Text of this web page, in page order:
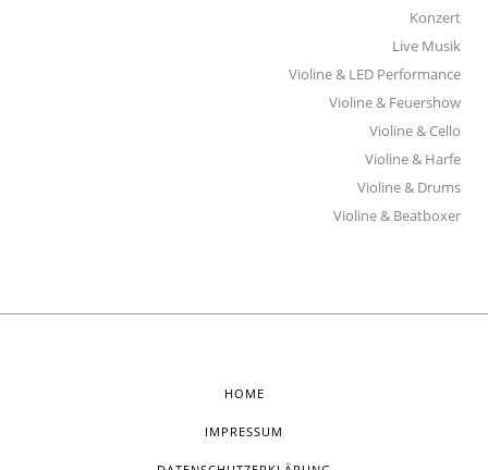
Konzert
Live Musik
Violine & LED Performance
Violine & Feuershow
Violine & Cello
Violine & Harfe
Violine & Drums
Violine & Beatboxer
HOME
IMPRESSUM